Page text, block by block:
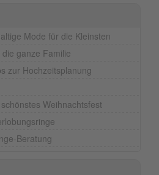
Mode für die Kleinsten
ganze Familie
zur Hochzeitsplanung
Weihnachtsfest
Beratung